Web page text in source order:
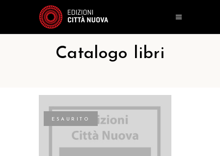
Catalogo libri
ESAURITO